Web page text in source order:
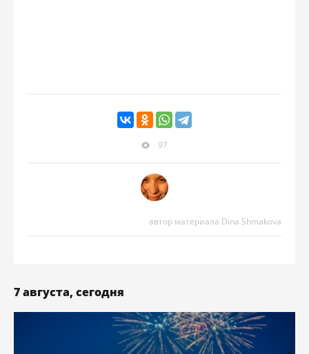
97
автор материала Dina Shmakova
7 августа, сегодня